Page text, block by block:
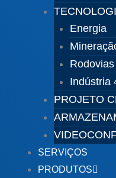
Energia
Rodovias
Indústria
PROJETO
SERVIÇOS
PRODUTOS